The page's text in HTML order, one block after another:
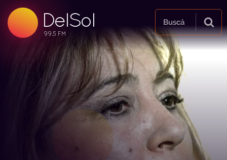
DelSol
99.5 FM
99.5 FM
99.5 FM
Buscá